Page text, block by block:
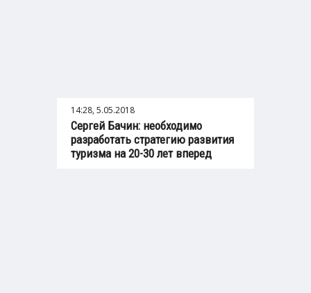
14:28, 5.05.2018
Сергей Бачин: необходимо
разработать стратегию развития
туризма на 20-30 лет вперед